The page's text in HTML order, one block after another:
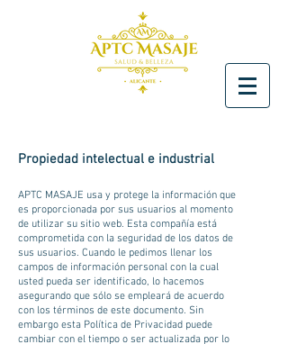
Propiedad intelectual e industrial
APTC MASAJE usa y protege la información que
es proporcionada por sus usuarios al momento
de utilizar su sitio web. Esta compañía está
comprometida con la seguridad de los datos de
sus usuarios. Cuando le pedimos llenar los
campos de información personal con la cual
usted pueda ser identificado, lo hacemos
asegurando que sólo se empleará de acuerdo
con los términos de este documento. Sin
embargo esta Política de Privacidad puede
cambiar con el tiempo o ser actualizada por lo